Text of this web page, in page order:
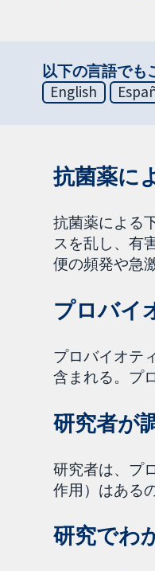
以下の言語でも
English
抗菌薬に
抗菌薬による
スを乱し、有
便の頻発や急
プロバイ
プロバイオテ
含まれる。プ
研究者が
研究者は、プ
作用）はある
研究でわ